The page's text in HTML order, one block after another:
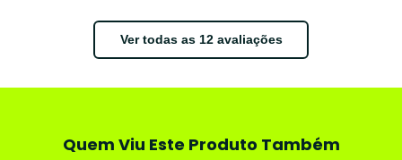
Ver todas as 12 avaliações
Quem Viu Este Produto Também